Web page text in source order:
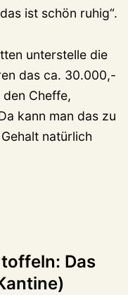
ist schön ruhig“.
unterstelle die
das ca. 30.000,-
Cheffe,
kann man das zu
natürlich
Das